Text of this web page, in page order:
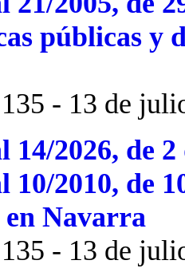
públicas y
- 13 de
14/2026, de
10/2010, de
Navarra
- 13 de